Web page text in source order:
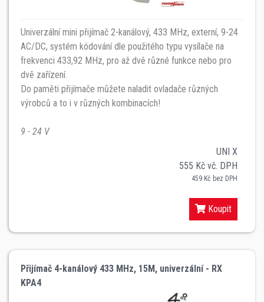
Univerzální mini přijímač 2-kanálový, 433 MHz, externí, 9-24
AC/DC, systém kódování dle použitého typu vysílače na
frekvenci 433,92 MHz, pro až dvě různé funkce nebo pro
dvě zařízení.
Do paměti přijímače můžete naladit ovladače různých
výrobců a to i v různých kombinacích!
9 - 24 V
UNI X
555 Kč vč. DPH
459 Kč bez DPH
Koupit
Přijímač 4-kanálový 433 MHz, 15M, univerzální - RX
KPA4